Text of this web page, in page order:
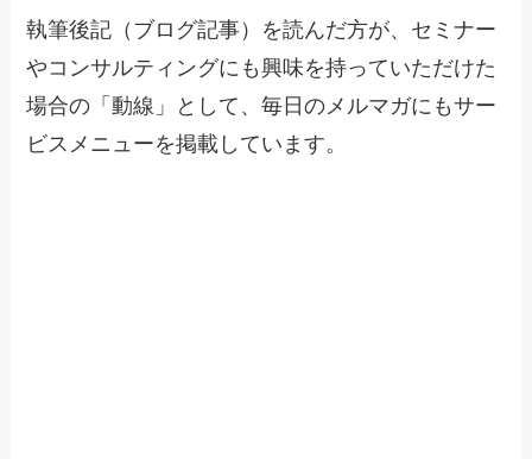
執筆後記（ブログ記事）を読んだ方が、セミナー
やコンサルティングにも興味を持っていただけた
場合の「動線」として、毎日のメルマガにもサー
ビスメニューを掲載しています。